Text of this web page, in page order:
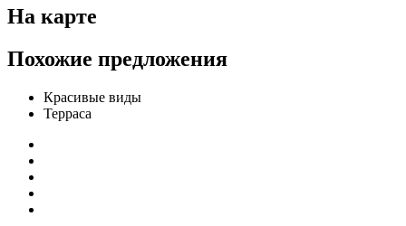
На карте
Похожие предложения
Красивые виды
Терраса